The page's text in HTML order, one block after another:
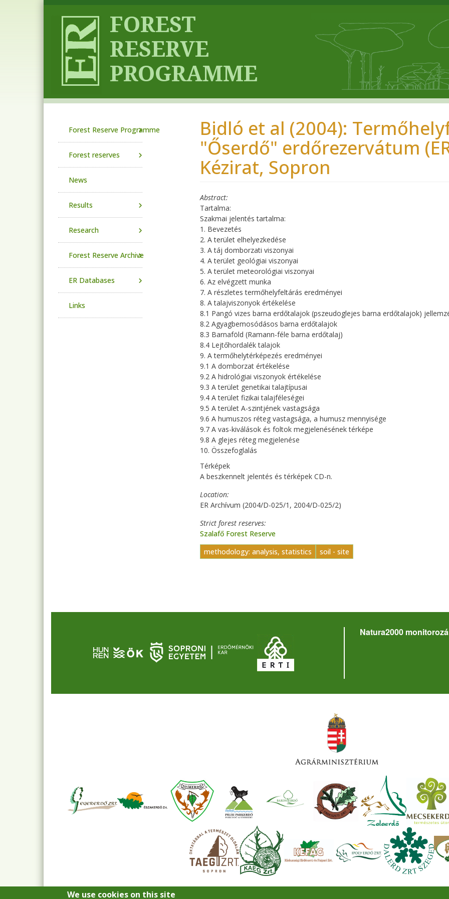
Bidló et al (2004):
"Őserdő" erdőrezervátum
Kézirat, Sopron
Abstract
Tartalma:
Szakmai jelentés tartalma:
1. Bevezetés
2. A terület elhelyezkedése
3. A táj domborzati viszonyai
4. A terület geológiai viszonyai
5. A terület meteorológiai viszonyai
6. Az elvégzett munka
7. A részletes termőhelyfeltárás eredményei
8. A talajviszonyok értékelése
8.1 Pangó vizes barna erdőtalajok (pszeudoglejes barna erdőtalajok)
8.2 Agyagbemosódásos barna erdőtalajok
8.3 Barnaföld (Ramann-féle barna erdőtalaj)
8.4 Lejtőhordalék talajok
9. A termőhelytérképezés eredményei
9.1 A domborzat értékelése
9.2 A hidrológiai viszonyok értékelése
9.3 A terület genetikai talajtípusai
9.4 A terület fizikai talajféleségei
9.5 A terület A-szintjének vastagsága
9.6 A humuszos réteg vastagsága, a humusz mennyisége
9.7 A vas-kiválások és foltok megjelenésének térképe
9.8 A glejes réteg megjelenése
10. Összefoglalás
Térképek
A beszkennelt jelentés és térképek CD-n.
Location
ER Archívum (2004/D-025/1, 2004/D-025/2)
Strict forest reserves
Szalafő Forest Reserve
methodology: analysis, statistics
soil - site
Forest Reserve Programme
Forest reserves
News
Results
Research
Forest Reserve Archive
ER Databases
Links
Natura2000
We use cookies on this site